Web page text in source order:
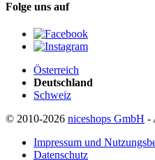
Folge uns auf
Österreich
Deutschland
Schweiz
© 2010-2026 niceshops GmbH -
Impressum und
Datenschutz